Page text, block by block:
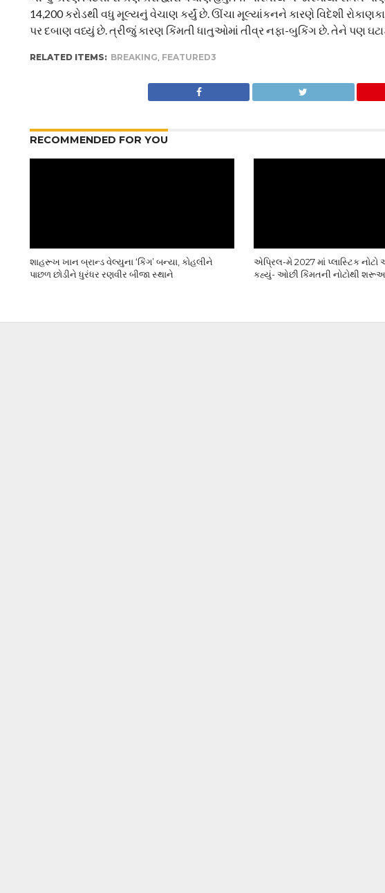
14,200 કરોડથી વધુ મૂલ્યનું વેચાણ કર્યું છે. ઊંચા મૂલ્યાંકનને કારણે વિદેશી
પર દબાણ વધ્યું છે. ત્રીજું કારણ કિંમતી ધાતુઓમાં તીવ્ર નફા-બુકિંગ છે. તેને પણ
RELATED ITEMS: BREAKING, FEATURED3
RECOMMENDED FOR YOU
શાહરૂખ ખાન બ્રાન્ડ વેલ્યુના ‘કિંગ’ બન્યા, કોહલીને
પાછળ છોડીને ધુરંધર રણવીર બીજા સ્થાને
એપ્રિલ-મે 2027 માં પ્લાસ્ટિક
કહ્યું- ઓછી કિંમતની નોટોથી